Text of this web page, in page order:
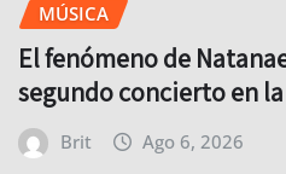
MÚSICA
El fenómeno de
segundo concierto en la
Brit Ago 6, 2026